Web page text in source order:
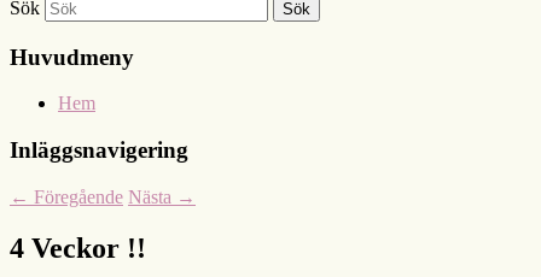
Sök
Huvudmeny
Hem
Inläggsnavigering
← Föregående Nästa →
4 Veckor !!